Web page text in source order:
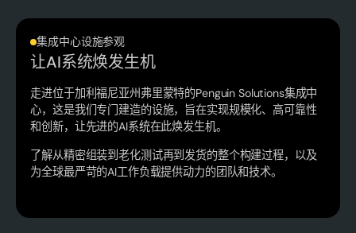
‍集成中心设施参观
让AI系统焕发生机
走进位于加利福尼亚州弗里蒙特的Penguin Solutions集成中
心，这是我们专门建造的设施，旨在实现规模化、高可靠性
和创新，让先进的AI系统在此焕发生机。
了解从精密组装到老化测试再到发货的整个构建过程，以及
为全球最严苛的AI工作负载提供动力的团队和技术。